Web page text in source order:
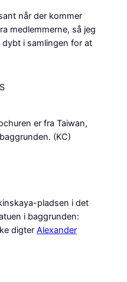
når der kommer
medlemmerne, så jeg
dybt i samlingen for at
er fra Taiwan,
(KC)
pladsen i det
i baggrunden:
digter Alexander